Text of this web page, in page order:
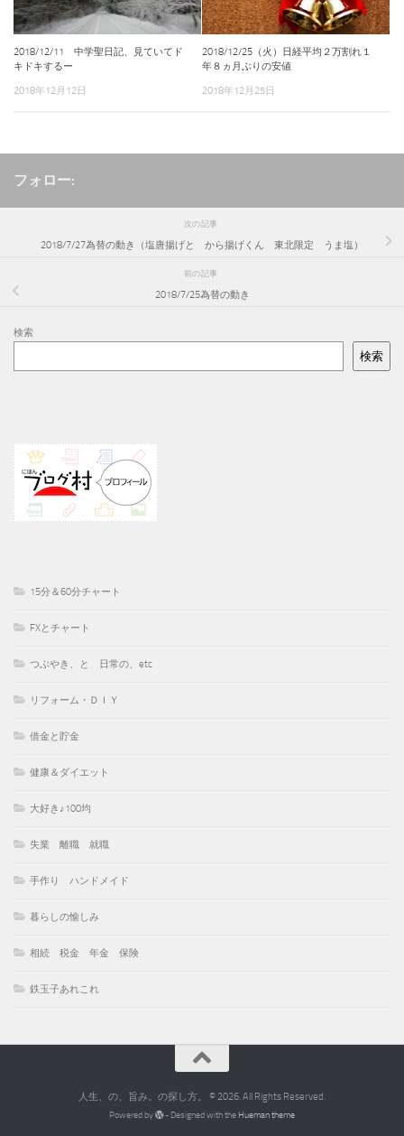
2018/12/11 中学聖日記、見ていてド
キドキするー
2018年12月12日
2018/12/25（火）日経平均２万割れ１
年８ヵ月ぶりの安値
2018年12月25日
フォロー:
次の記事
2018/7/27為替の動き（塩唐揚げと から揚げくん 東北限定 うま塩）
前の記事
2018/7/25為替の動き
検索
検索
15分＆60分チャート
FXとチャート
つぶやき、と 日常の、etc
リフォーム・ＤＩＹ
借金と貯金
健康＆ダイエット
大好き♪100均
失業 離職 就職
手作り ハンドメイド
暮らしの愉しみ
相続 税金 年金 保険
鉄玉子あれこれ
人生、の、旨み。の探し方。 © 2026. All Rights Reserved.
Powered by - Designed with the Hueman theme